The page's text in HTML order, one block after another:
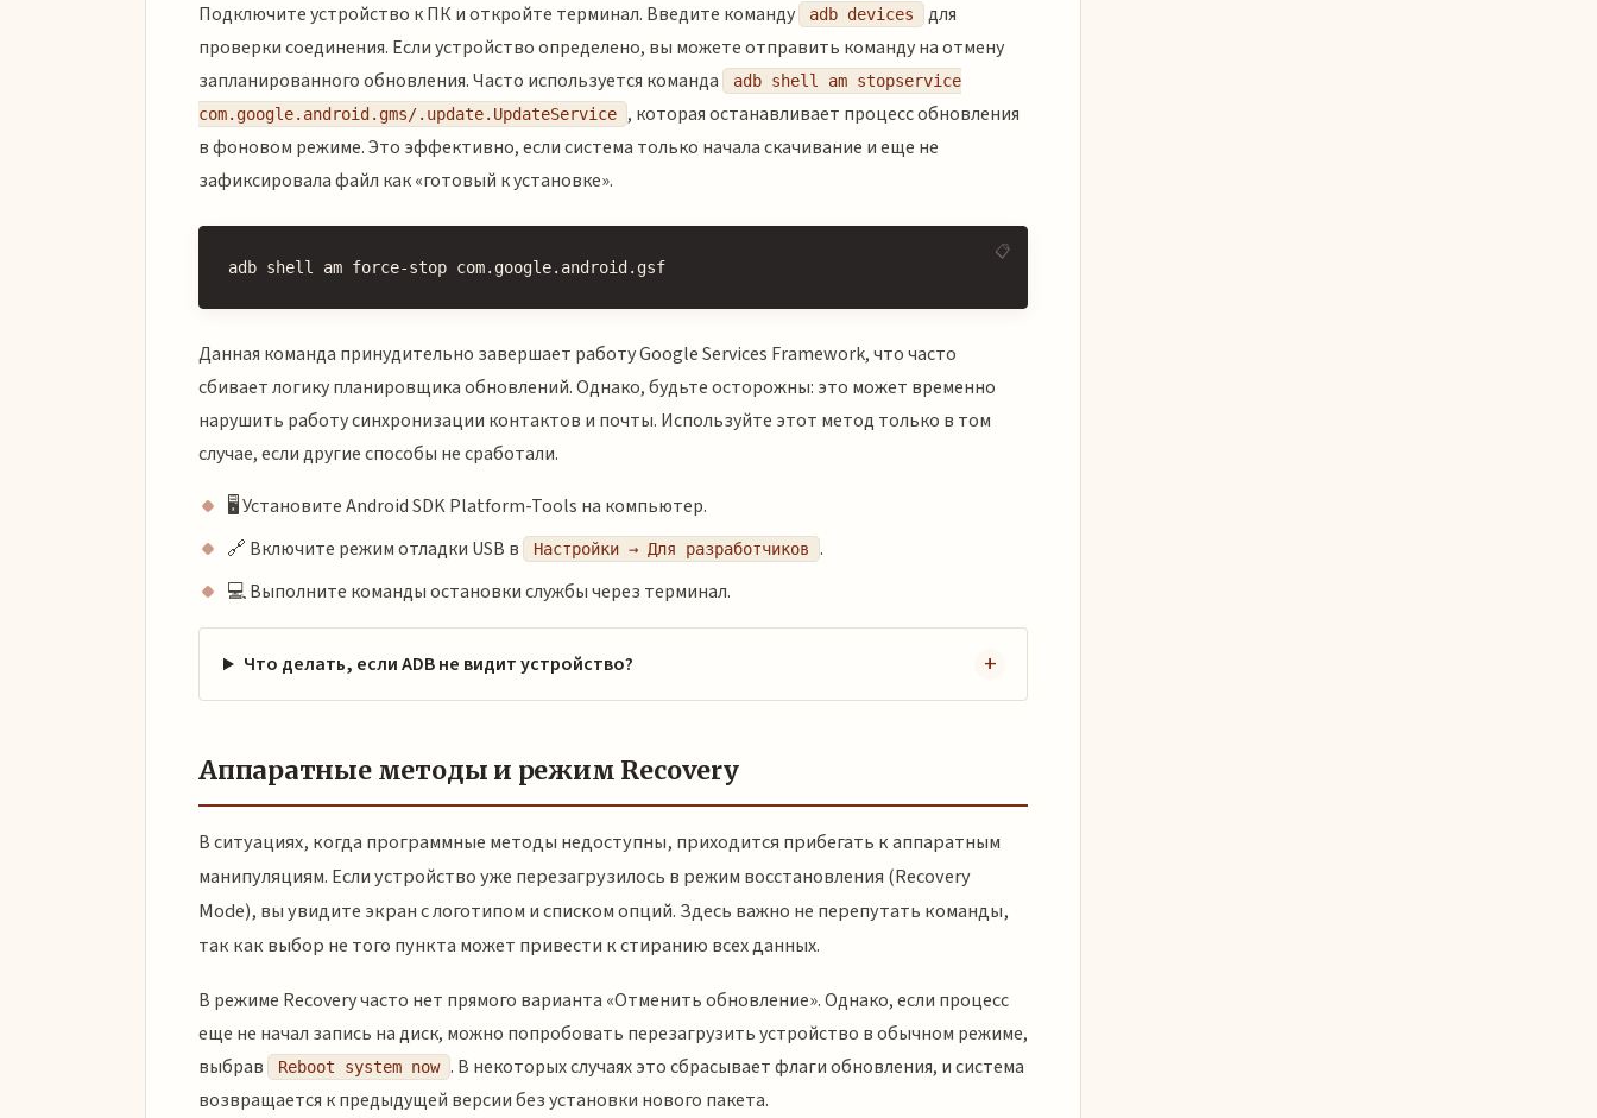
Подключите устройство к ПК и откройте терминал. Введите команду adb devices
для
проверки соединения. Если устройство определено, вы можете отправить команду на отмену
запланированного обновления. Часто используется команда
adb shell am stopservice
com.google.android.gms/.update.UpdateService
, которая останавливает процесс обновления
в фоновом режиме. Это эффективно, если система только начала скачивание и еще не
зафиксировала файл как «готовый к установке».
adb shell am force-stop com.google.android.gsf
Данная команда принудительно завершает работу Google Services Framework, что часто
сбивает логику планировщика обновлений. Однако, будьте осторожны: это может временно
нарушить работу синхронизации контактов и почты. Используйте этот метод только в том
случае, если другие способы не сработали.
🖥️ Установите Android SDK Platform-Tools на компьютер.
🔗 Включите режим отладки USB в
Настройки → Для разработчиков
.
💻 Выполните команды остановки службы через терминал.
Что делать, если ADB не видит устройство?
Аппаратные методы и режим Recovery
В ситуациях, когда программные методы недоступны, приходится прибегать к аппаратным
манипуляциям. Если устройство уже перезагрузилось в режим восстановления (Recovery
Mode), вы увидите экран с логотипом и списком опций. Здесь важно не перепутать команды,
так как выбор не того пункта может привести к стиранию всех данных.
В режиме Recovery часто нет прямого варианта «Отменить обновление». Однако, если процесс
еще не начал запись на диск, можно попробовать перезагрузить устройство в обычном режиме,
выбрав
Reboot system now . В некоторых случаях это сбрасывает флаги обновления, и система
возвращается к предыдущей версии без установки нового пакета.